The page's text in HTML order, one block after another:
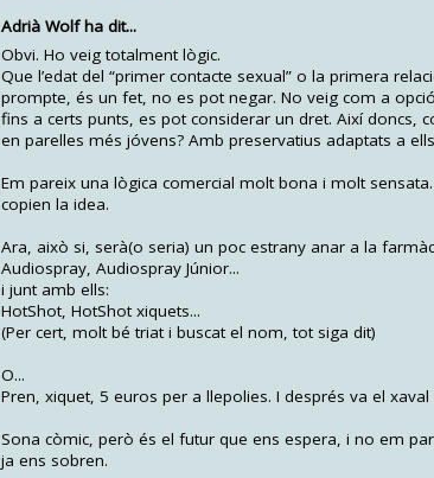
Adrià Wolf ha dit...
Obvi. Ho veig totalment lògic.
Que l’edat del “primer contacte sexual” o la primera
prompte, és un fet, no es pot negar. No veig com a
fins a certs punts, es pot considerar un dret. Així doncs,
en parelles més jóvens? Amb preservatius adaptats a
Em pareix una lògica comercial molt bona i molt
copien la idea.
Ara, això si, serà(o seria) un poc estrany anar a la
Audiospray, Audiospray Júnior...
i junt amb ells:
HotShot, HotShot xiquets...
(Per cert, molt bé triat i buscat el nom, tot siga dit)
O...
Pren, xiquet, 5 euros per a llepolies. I després va el xaval
Sona còmic, però és el futur que ens espera, i no em
ja ens sobren.